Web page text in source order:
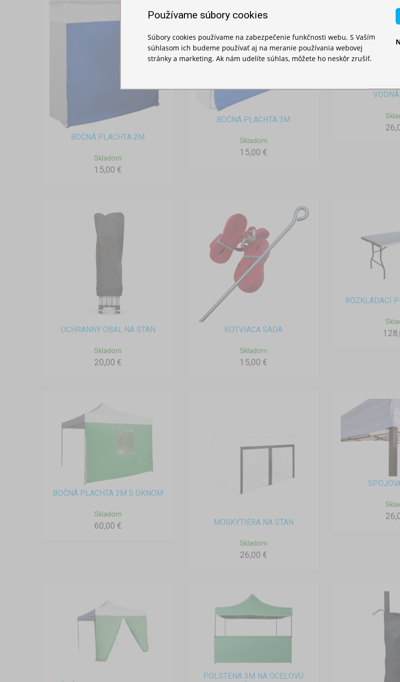
BOČNÁ PLACHTA 2M
Skladom
15,00 €
BOČNÁ PLACHTA 3M
Skladom
15,00 €
OCHRANNÝ OBAL NA STAN
Skladom
20,00 €
KOTVIACA SADA
Skladom
15,00 €
ROZKLADACÍ
BOČNÁ PLACHTA 3M S OKNOM
Skladom
60,00 € MOSKYTIÉRA NA STAN
Skladom
26,00 €
POLSTENA 3M NA OCEĽOVÚ
Používame súbory cookies
Súbory cookies používame na zabezpečenie funkčnosti webu. S Vaším
súhlasom ich budeme používať aj na meranie používania webovej
stránky a marketing. Ak nám udelíte súhlas, môžete ho neskôr zrušiť.